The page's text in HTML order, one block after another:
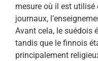
mesure où il est utilisé
journaux,
Avant cela, le suédois
tandis que le finnois
principalement